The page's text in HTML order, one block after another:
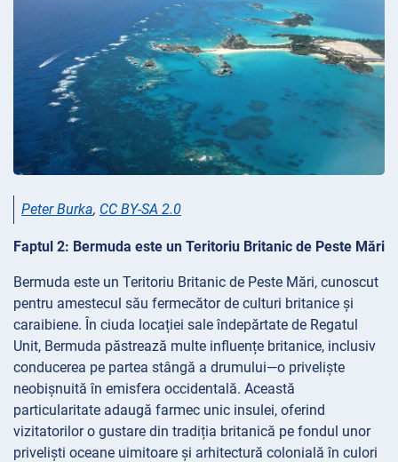
Peter Burka, CC BY-SA 2.0
Faptul 2: Bermuda este un Teritoriu Britanic de Peste Mări
Bermuda este un Teritoriu Britanic de Peste Mări, cunoscut
pentru amestecul său fermecător de culturi britanice și
caraibiene. În ciuda locației sale îndepărtate de Regatul
Unit, Bermuda păstrează multe influențe britanice, inclusiv
conducerea pe partea stângă a drumului—o priveliște
neobișnuită în emisfera occidentală. Această
particularitate adaugă farmec unic insulei, oferind
vizitatorilor o gustare din tradiția britanică pe fondul unor
priveliști oceane uimitoare și arhitectură colonială în culori